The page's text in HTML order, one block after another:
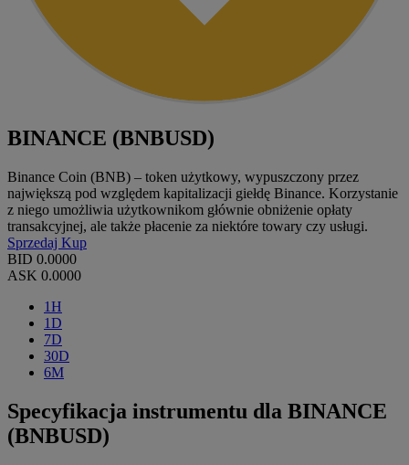
BINANCE (BNBUSD)
Binance Coin (BNB) – token użytkowy, wypuszczony przez
największą pod względem kapitalizacji giełdę Binance. Korzystanie
z niego umożliwia użytkownikom głównie obniżenie opłaty
transakcyjnej, ale także płacenie za niektóre towary czy usługi.
Sprzedaj Kup
BID 0.0000
ASK 0.0000
1H
1D
7D
30D
6M
Specyfikacja instrumentu dla BINANCE
(BNBUSD)